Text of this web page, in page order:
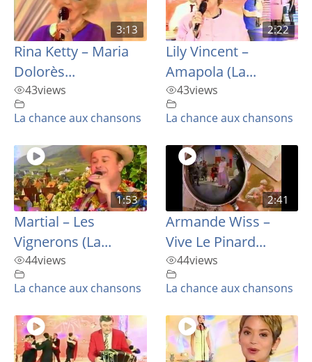
3:13
Rina Ketty – Maria
Dolorès...
43views
La chance aux chansons
2:22
Lily Vincent –
Amapola (La...
43views
La chance aux chansons
1:53
Martial – Les
Vignerons (La...
44views
La chance aux chansons
2:41
Armande Wiss –
Vive Le Pinard...
44views
La chance aux chansons